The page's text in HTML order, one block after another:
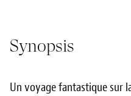
Synopsis
Un voyage fantastique sur